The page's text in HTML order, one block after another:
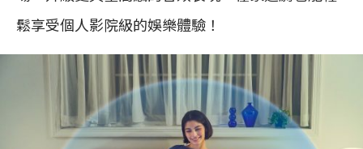
鬆享受個人影院級的娛樂體驗！